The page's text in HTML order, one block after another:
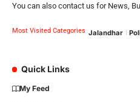
You can also contact us for News,
Most Visited Categories Jalandhar
Quick Links
My Feed